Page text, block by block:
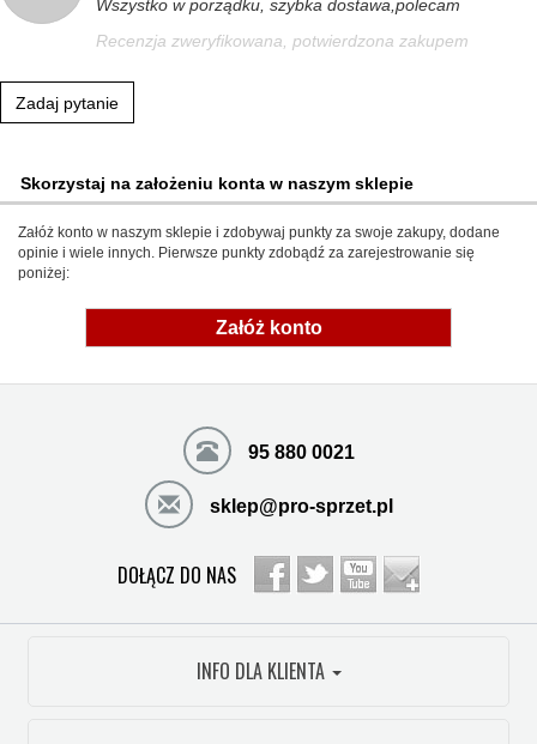
Wszystko w porządku, szybka dostawa,polecam
Recenzja zweryfikowana, potwierdzona zakupem
Zadaj pytanie
Skorzystaj na założeniu konta w naszym sklepie
Załóż konto w naszym sklepie i zdobywaj punkty za swoje zakupy, dodane
opinie i wiele innych. Pierwsze punkty zdobądź za zarejestrowanie się
poniżej:
Załóż konto
95 880 0021
sklep@pro-sprzet.pl
DOŁĄCZ DO NAS
INFO DLA KLIENTA